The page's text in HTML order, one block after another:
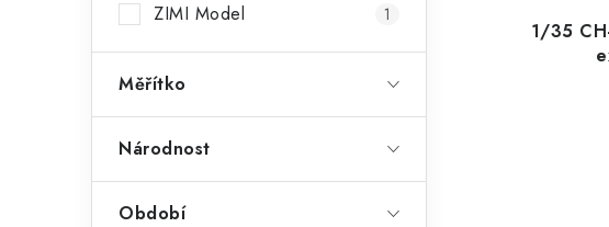
ZIMI Model 1
Měřítko
Národnost
Období
1/35